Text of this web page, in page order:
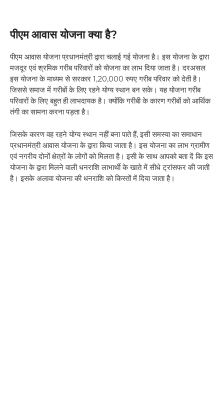
पीएम आवास योजना क्या है?
पीएम आवास योजना प्रधानमंत्री द्वारा चलाई गई योजना है। इस योजना के द्वारा
मजदूर एवं श्रमिक गरीब परिवारों को योजना का लाभ दिया जाता है। दरअसल
इस योजना के माध्यम से सरकार 1,20,000 रुपए गरीब परिवार को देती है।
जिससे समाज में गरीबों के लिए रहने योग्य स्थान बन सके। यह योजना गरीब
परिवारों के लिए बहुत ही लाभदायक है। क्योंकि गरीबी के कारण गरीबों को आर्थिक
तंगी का सामना करना पड़ता है।
जिसके कारण वह रहने योग्य स्थान नहीं बना पाते हैं, इसी समस्या का समाधान
प्रधानमंत्री आवास योजना के द्वारा किया जाता है। इस योजना का लाभ ग्रामीण
एवं नगरीय दोनों क्षेत्रों के लोगों को मिलता है। इसी के साथ आपको बता दें कि इस
योजना के द्वारा मिलने वाली धनराशि लाभार्थी के खाते में सीधे ट्रांसफर की जाती
है। इसके अलावा योजना की धनराशि को किस्तों में दिया जाता है।